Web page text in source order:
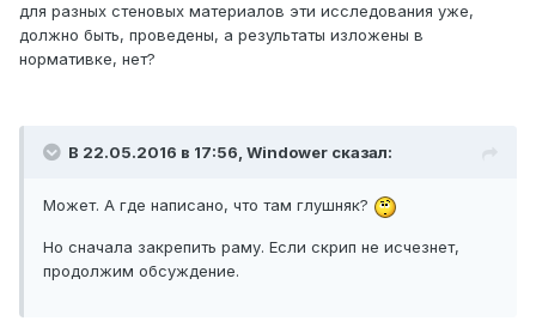
для разных стеновых материалов эти исследования уже,
должно быть, проведены, а результаты изложены в
нормативке, нет?
В 22.05.2016 в 17:56, Windower сказал:
Может. А где написано, что там глушняк?
Но сначала закрепить раму. Если скрип не исчезнет,
продолжим обсуждение.